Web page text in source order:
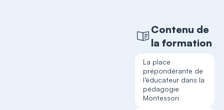
Contenu de
la formation
La place
prépondérante de
l’éducateur dans la
pédagogie
Montessori